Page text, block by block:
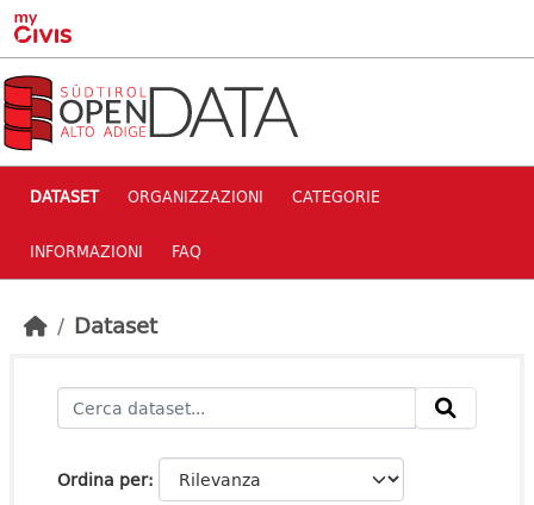
Skip to main content
DATASET ORGANIZZAZIONI CATEGORIE
INFORMAZIONI FAQ
Dataset
Ordina per